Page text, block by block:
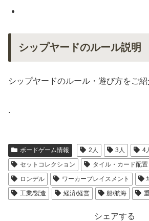
シップヤードのルール説明
シップヤードのルール・遊び方をご紹
.
ボードゲーム情報 2人 3人
4
セットコレクション
タイル・カード配置
ロンデル
ワーカープレイスメント
工業/製造
経済/経営 船/航海
シェアする